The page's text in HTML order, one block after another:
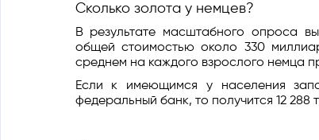
Сколько золота у немцев?
В результате масштабного опроса
общей стоимостью около 330
среднем на каждого взрослого немца
Если к имеющимся у населения
федеральный банк, то получится 12